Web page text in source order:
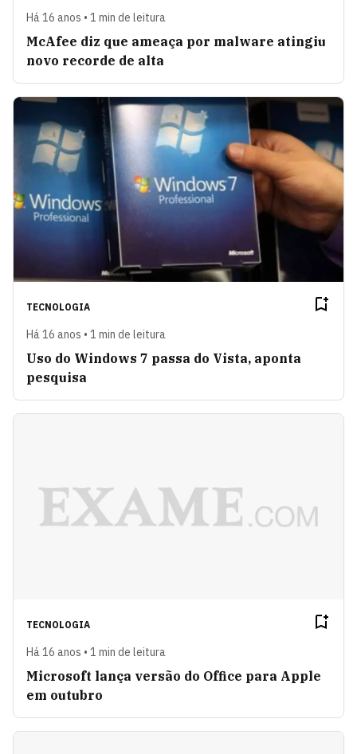
Há 16 anos • 1 min de leitura
McAfee diz que ameaça por malware atingiu
novo recorde de alta
TECNOLOGIA
Há 16 anos • 1 min de leitura
Uso do Windows 7 passa do Vista, aponta
pesquisa
TECNOLOGIA
Há 16 anos • 1 min de leitura
Microsoft lança versão do Office para Apple
em outubro